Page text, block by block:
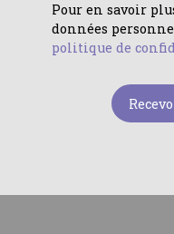
Pour en savoir
données
politique de